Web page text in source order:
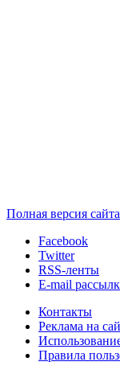
Полная версия сайта
Facebook
Twitter
RSS-ленты
E-mail
Контакты
Реклама на
Правила